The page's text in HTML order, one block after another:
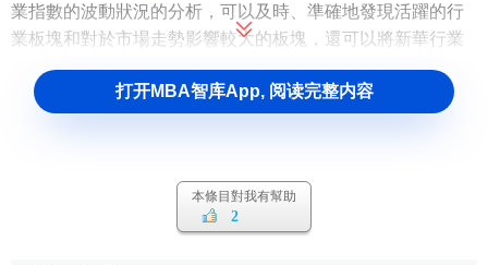
深證B股指數
深證新指數
深證100價格指數
深證行業分類指數
日經指數
日經225指數
倫敦金融時報指數
金融時報30工業指數
業指數的波動狀況的分析，可以及時、準確地發現活躍的行
業板塊和對於市場走勢影響較大的板塊，還可以將新華行業
指數與該行業的其他指數進行比較，分析該行業在資本市場
中的表現與其在國民經濟中基本面狀況的吻合度。
打开MBA智库App, 阅读完整内容
本條目對我有幫助
2